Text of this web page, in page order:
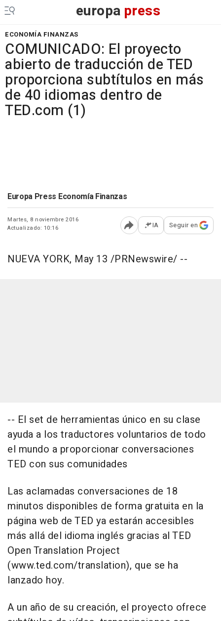
europa press
ECONOMÍA FINANZAS
COMUNICADO: El proyecto
abierto de traducción de TED
proporciona subtítulos en más
de 40 idiomas dentro de
TED.com (1)
Europa Press Economía Finanzas
Martes, 8 noviembre 2016
Actualizado: 10:16
Abrir opciones para
IA Seguir en
NUEVA YORK, May 13 /PRNewswire/ --
-- El set de herramientas único en su clase
ayuda a los traductores voluntarios de todo
el mundo a proporcionar conversaciones
TED con sus comunidades
Las aclamadas conversaciones de 18
minutos disponibles de forma gratuita en la
página web de TED ya estarán accesibles
más allá del idioma inglés gracias al TED
Open Translation Project
(www.ted.com/translation), que se ha
lanzado hoy.
A un año de su creación, el proyecto ofrece